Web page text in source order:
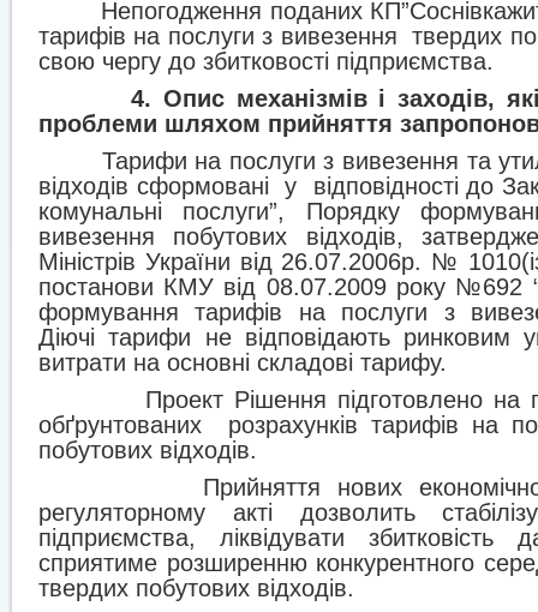
Непогодження поданих
тарифів на послуги з вивезення
твердих
свою чергу до збитковості підприємства.
4. Опис механізмів і заходів,
проблеми шляхом прийняття
Тарифи на послуги з вивезення та
відходів сформовані
у
відповідності до
комунальні послуги”, Порядку
вивезення побутових відходів,
Міністрів України від 26.07.2006р. №
постанови КМУ від 08.07.2009 року №692
формування тарифів на послуги з
Діючі тарифи не відповідають ринковим
витрати на основні складові тарифу.
Проект Рішення підготовлено на
обґрунтованих
розрахунків тарифів на
побутових відходів.
Прийняття нових
регуляторному акті дозволить
підприємства, ліквідувати
сприятиме розширенню конкурентного
твердих побутових відходів.